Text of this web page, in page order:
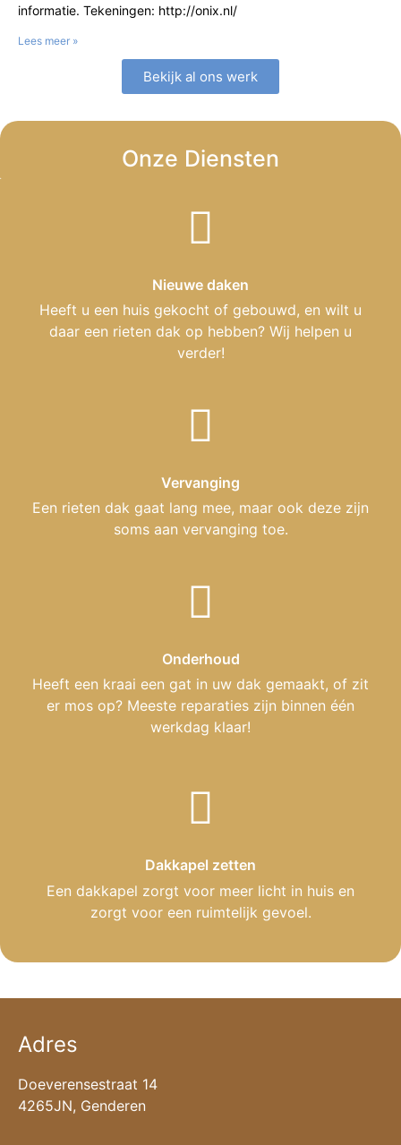
informatie. Tekeningen: http://onix.nl/
Lees meer »
Bekijk al ons werk
Onze Diensten
Nieuwe daken
Heeft u een huis gekocht of gebouwd, en wilt u
daar een rieten dak op hebben? Wij helpen u
verder!
Vervanging
Een rieten dak gaat lang mee, maar ook deze zijn
soms aan vervanging toe.
Onderhoud
Heeft een kraai een gat in uw dak gemaakt, of zit
er mos op? Meeste reparaties zijn binnen één
werkdag klaar!
Dakkapel zetten
Een dakkapel zorgt voor meer licht in huis en
zorgt voor een ruimtelijk gevoel.
Adres
Doeverensestraat 14
4265JN, Genderen